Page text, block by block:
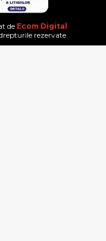
de Ecom Digital
rezervate.